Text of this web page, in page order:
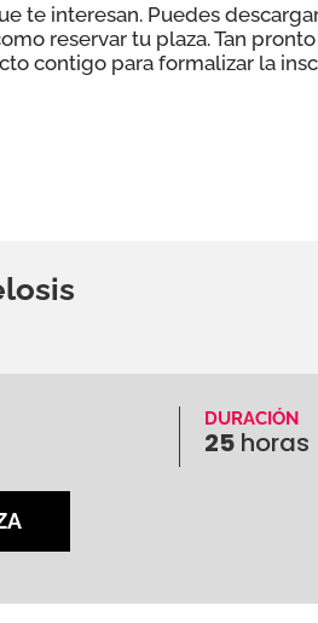
te interesan. Puedes
reservar tu plaza. Tan
contigo para formalizar la
DURACIÓN
25horas